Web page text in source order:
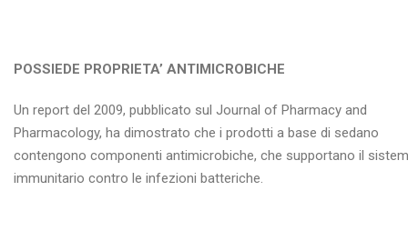
POSSIEDE PROPRIETA’ ANTIMICROBICHE
Un report del 2009, pubblicato sul Journal of Pharmacy and
Pharmacology, ha dimostrato che i prodotti a base di sedano
contengono componenti antimicrobiche, che supportano il
immunitario contro le infezioni batteriche.